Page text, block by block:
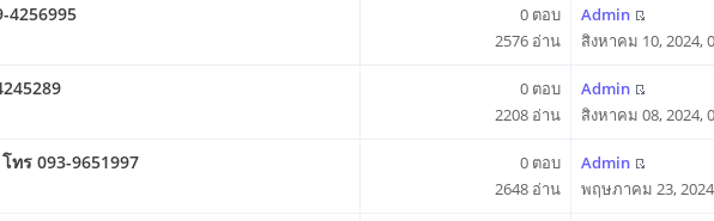
4256995
0 ตอบ
2576 อ่าน
Admin
สิงหาคม 10, 2024,
0 ตอบ
2208 อ่าน
Admin
สิงหาคม 08, 2024,
ทร 093-9651997
0 ตอบ
2648 อ่าน
Admin
พฤษภาคม 23,